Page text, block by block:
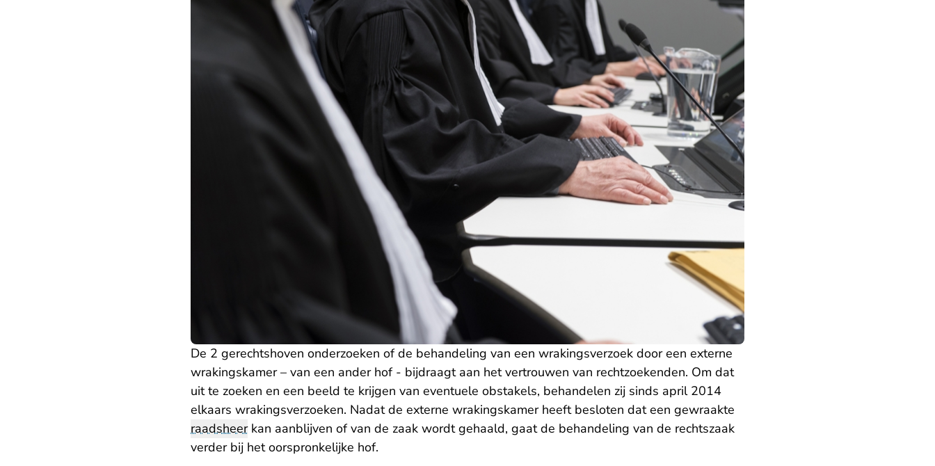
De 2 gerechtshoven onderzoeken of de behandeling van een wrakingsverzoek door een externe
wrakingskamer – van een ander hof - bijdraagt aan het vertrouwen van rechtzoekenden. Om dat
uit te zoeken en een beeld te krijgen van eventuele obstakels, behandelen zij sinds april 2014
elkaars wrakingsverzoeken. Nadat de externe wrakingskamer heeft besloten dat een gewraakte
raadsheerkan aanblijven of van de zaak wordt gehaald, gaat de behandeling van de rechtszaak
verder bij het oorspronkelijke hof.